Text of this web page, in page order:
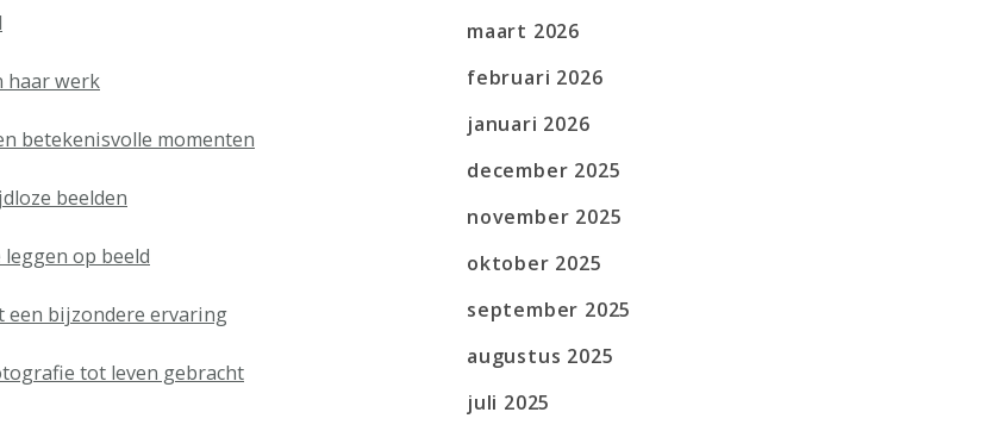
haar werk
betekenisvolle momenten
beelden
op beeld
een bijzondere ervaring
tot leven gebracht
maart 2026
februari 2026
januari 2026
december 2025
november 2025
oktober 2025
september 2025
augustus 2025
juli 2025